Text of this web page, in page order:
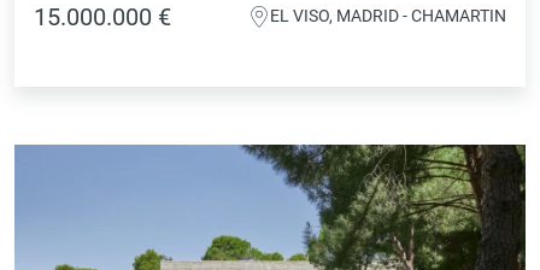
15.000.000 € EL VISO, MADRID - CHAMARTIN